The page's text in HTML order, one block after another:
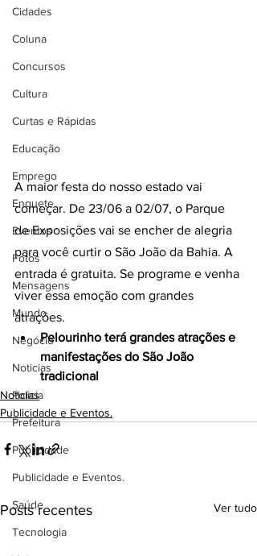
Cidades
Coluna
Concursos
Cultura
Curtas e Rápidas
Educação
Emprego
Enquete
Eventos
Fotos
Mensagens
Mundo
Negócio
Noticias
Policia
Prefeitura
Publicidade
Publicidade e Eventos.
Saúde
Tecnologia
A maior festa do nosso estado vai
começar. De 23/06 a 02/07, o Parque
de Exposições vai se encher de alegria
para você curtir o São João da Bahia. A
entrada é gratuita. Se programe e venha
viver essa emoção com grandes
atrações.
Pelourinho terá grandes atrações e
manifestações do São João
tradicional
Noticias
Publicidade e Eventos.
Posts recentes Ver tudo